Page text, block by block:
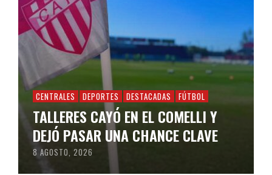
CENTRALES DEPORTES DESTACADAS FÚTBOL
TALLERES CAYÓ EN EL COMELLI Y
DEJÓ PASAR UNA CHANCE CLAVE
8 AGOSTO, 2026